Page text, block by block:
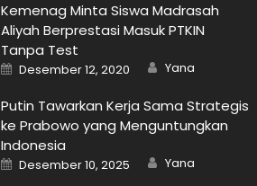
Kemenag Minta Siswa Madrasah
Aliyah Berprestasi Masuk PTKIN
Tanpa Test
Posted
on
Desember 12, 2020 Author
Yana
Putin Tawarkan Kerja Sama Strategis
ke Prabowo yang Menguntungkan
Indonesia
Posted
on
Desember 10, 2025 Author
Yana